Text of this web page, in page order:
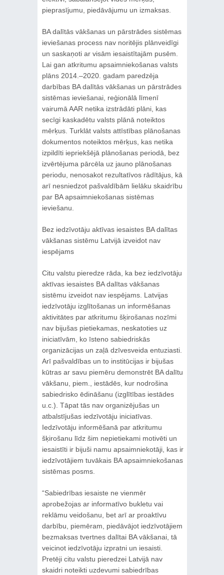
pieprasījumu, piedāvājumu un izmaksas.
BA dalītās vākšanas un pārstrādes sistēmas
ieviešanas process nav noritējis plānveidīgi
un saskaņoti ar visām iesaistītajām pusēm.
Lai gan atkritumu apsaimniekošanas valsts
plāns 2014.–2020. gadam paredzēja
darbības BA dalītās vākšanas un pārstrādes
sistēmas ieviešanai, reģionālā līmenī
vairumā AAR netika izstrādāti plāni, kas
secīgi kaskadētu valsts plānā noteiktos
mērķus. Turklāt valsts attīstības plānošanas
dokumentos noteiktos mērķus, kas netika
izpildīti iepriekšējā plānošanas periodā, bez
izvērtējuma pārcēla uz jauno plānošanas
periodu, nenosakot rezultatīvos rādītājus, kā
arī nesniedzot pašvaldībām lielāku skaidrību
par BA apsaimniekošanas sistēmas
ieviešanu.
Bez iedzīvotāju aktīvas iesaistes BA dalītas
vākšanas sistēmu Latvijā izveidot nav
iespējams
Citu valstu pieredze rāda, ka bez iedzīvotāju
aktīvas iesaistes BA dalītas vākšanas
sistēmu izveidot nav iespējams. Latvijas
iedzīvotāju izglītošanas un informēšanas
aktivitātes par atkritumu šķirošanas nozīmi
nav bijušas pietiekamas, neskatoties uz
iniciatīvām, ko īsteno sabiedriskās
organizācijas un zaļā dzīvesveida entuziasti.
Arī pašvaldības un to institūcijas ir bijušas
kūtras ar savu piemēru demonstrēt BA dalītu
vākšanu, piem., iestādēs, kur nodrošina
sabiedrisko ēdināšanu (izglītības iestādes
u.c.). Tāpat tās nav organizējušas un
atbalstījušas iedzīvotāju iniciatīvas.
Iedzīvotāju informēšanā par atkritumu
šķirošanu līdz šim nepietiekami motivēti un
iesaistīti ir bijuši namu apsaimniekotāji, kas ir
iedzīvotājiem tuvākais BA apsaimniekošanas
sistēmas posms.
“Sabiedrības iesaiste ne vienmēr
aprobežojas ar informatīvo bukletu vai
reklāmu veidošanu, bet arī ar proaktīvu
darbību, piemēram, piedāvājot iedzīvotājiem
bezmaksas tvertnes dalītai BA vākšanai, tā
veicinot iedzīvotāju izpratni un iesaisti.
Pretēji citu valstu pieredzei Latvijā nav
skaidri noteikti uzdevumi sabiedrības